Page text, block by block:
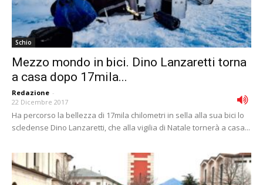
Schio
Mezzo mondo in bici. Dino Lanzaretti torna
a casa dopo 17mila...
Redazione -
22 Dicembre 2017
Ha percorso la bellezza di 17mila chilometri in sella alla sua bici lo
scledense Dino Lanzaretti, che alla vigilia di Natale tornerà a casa...